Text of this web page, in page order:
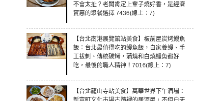
不會太扯？老闆肯定上輩子燒好香，是經濟
實惠的聚餐選擇 7436(線上：7)
【台北南港展覽館站美食】板前屋炭烤鰻魚
飯：台北最值得吃的鰻魚飯，自家養鰻、手
工拔刺、傳統碳烤，蒲燒和白燒鰻魚都好
吃，最後的職人精神！7016(線上：7)
【台北龍山寺站美食】萬華世界下午酒場：